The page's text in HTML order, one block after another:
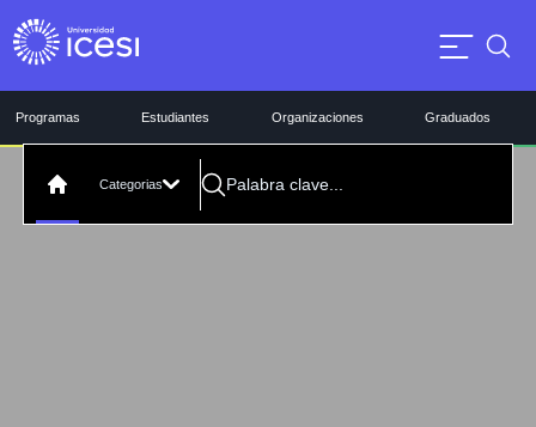
Programas Estudiantes Organizaciones Graduados
Categorias